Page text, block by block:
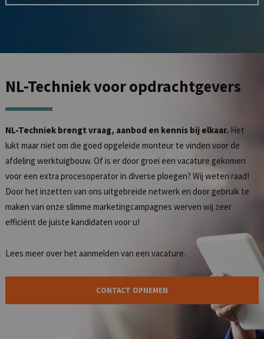
NL-Techniekvoor opdrachtgevers
NL-Techniek brengt vraag, aanbod en kennis bij elkaar. Het
lukt maar niet om die goed opgeleide monteur te vinden voor de
afdeling werktuigbouw. Of is er door groei een vacature gekomen
voor een extra procesoperator in diverse ploegen? Wij weten raad!
Door het inzetten van ons uitgebreide netwerk en door gebruik te
maken van onze slimme marketingcampagnes werven wij zeer
efficiënt de juiste kandidaten voor u!
Lees meer over het aanmelden van een vacature.
CONTACT OPNEMEN